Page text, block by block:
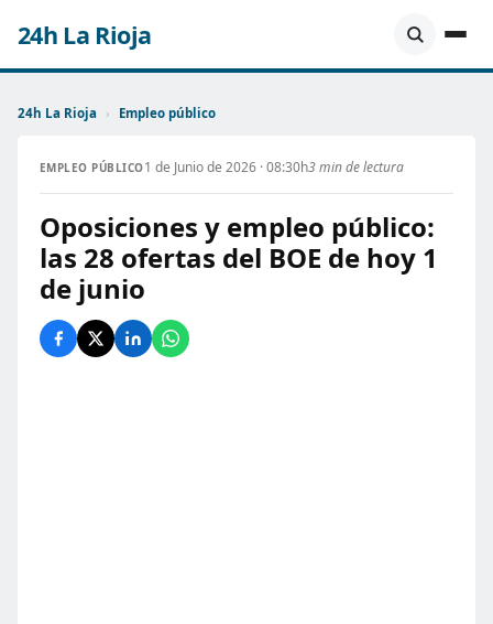
24h La Rioja
24h La Rioja › Empleo público
EMPLEO PÚBLICO1 de Junio de 2026 · 08:30h3 min de lectura
Oposiciones y empleo público:
las 28 ofertas del BOE de hoy 1
de junio